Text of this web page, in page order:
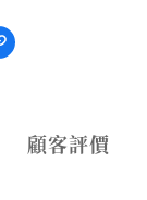
顧客評價